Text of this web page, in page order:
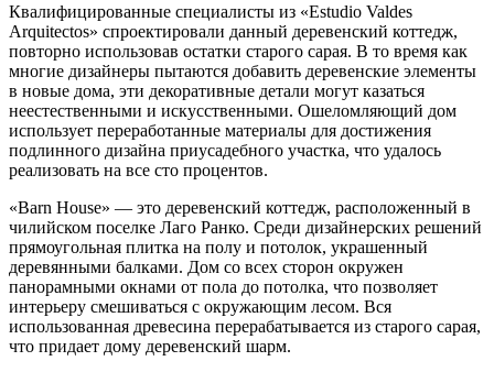
Квалифицированные специалисты из «Estudio Valdes
Arquitectos» спроектировали данный деревенский коттедж,
повторно использовав остатки старого сарая. В то время как
многие дизайнеры пытаются добавить деревенские элементы
в новые дома, эти декоративные детали могут казаться
неестественными и искусственными. Ошеломляющий дом
использует переработанные материалы для достижения
подлинного дизайна приусадебного участка, что удалось
реализовать на все сто процентов.
«Barn House» — это деревенский коттедж, расположенный в
чилийском поселке Лаго Ранко. Среди дизайнерских решений
прямоугольная плитка на полу и потолок, украшенный
деревянными балками. Дом со всех сторон окружен
панорамными окнами от пола до потолка, что позволяет
интерьеру смешиваться с окружающим лесом. Вся
использованная древесина перерабатывается из старого сарая,
что придает дому деревенский шарм.